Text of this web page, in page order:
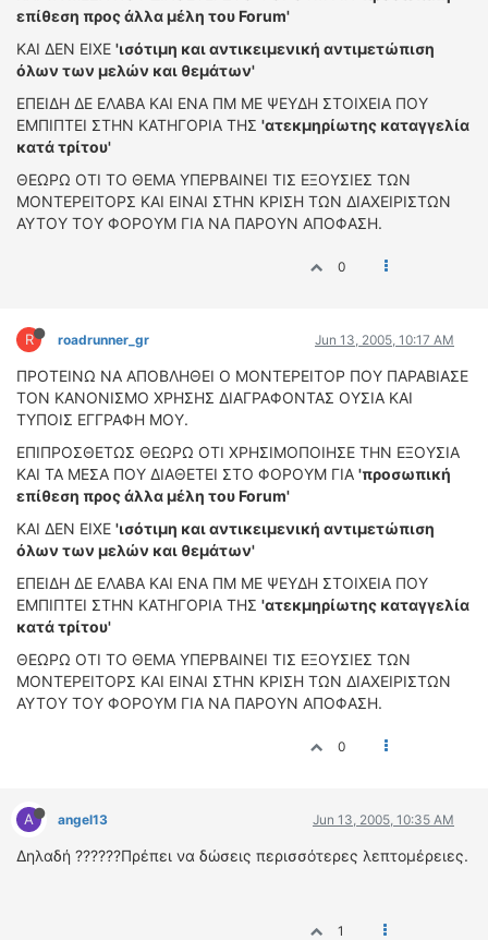
επίθεση προς άλλα μέλη του Forum'
ΚΑΙ ΔΕΝ ΕΙΧΕ 'ισότιμη και αντικειμενική αντιμετώπιση
όλων των μελών και θεμάτων'
ΕΠΕΙΔΗ ΔΕ ΕΛΑΒΑ ΚΑΙ ΕΝΑ ΠΜ ΜΕ ΨΕΥΔΗ ΣΤΟΙΧΕΙΑ ΠΟΥ
ΕΜΠΙΠΤΕΙ ΣΤΗΝ ΚΑΤΗΓΟΡΙΑ ΤΗΣ 'ατεκμηρίωτης καταγγελία
κατά τρίτου'
ΘΕΩΡΩ ΟΤΙ ΤΟ ΘΕΜΑ ΥΠΕΡΒΑΙΝΕΙ ΤΙΣ ΕΞΟΥΣΙΕΣ ΤΩΝ
ΜΟΝΤΕΡΕΙΤΟΡΣ ΚΑΙ ΕΙΝΑΙ ΣΤΗΝ ΚΡΙΣΗ ΤΩΝ ΔΙΑΧΕΙΡΙΣΤΩΝ
ΑΥΤΟΥ ΤΟΥ ΦΟΡΟΥΜ ΓΙΑ ΝΑ ΠΑΡΟΥΝ ΑΠΟΦΑΣΗ.
0
R roadrunner_gr Jun 13, 2005, 10:17 AM
ΠΡΟΤΕΙΝΩ ΝΑ ΑΠΟΒΛΗΘΕΙ Ο ΜΟΝΤΕΡΕΙΤΟΡ ΠΟΥ ΠΑΡΑΒΙΑΣΕ
ΤΟΝ ΚΑΝΟΝΙΣΜΟ ΧΡΗΣΗΣ ΔΙΑΓΡΑΦΟΝΤΑΣ ΟΥΣΙΑ ΚΑΙ
ΤΥΠΟΙΣ ΕΓΓΡΑΦΗ ΜΟΥ.
ΕΠΙΠΡΟΣΘΕΤΩΣ ΘΕΩΡΩ ΟΤΙ ΧΡΗΣΙΜΟΠΟΙΗΣΕ ΤΗΝ ΕΞΟΥΣΙΑ
ΚΑΙ ΤΑ ΜΕΣΑ ΠΟΥ ΔΙΑΘΕΤΕΙ ΣΤΟ ΦΟΡΟΥΜ ΓΙΑ 'προσωπική
επίθεση προς άλλα μέλη του Forum'
ΚΑΙ ΔΕΝ ΕΙΧΕ 'ισότιμη και αντικειμενική αντιμετώπιση
όλων των μελών και θεμάτων'
ΕΠΕΙΔΗ ΔΕ ΕΛΑΒΑ ΚΑΙ ΕΝΑ ΠΜ ΜΕ ΨΕΥΔΗ ΣΤΟΙΧΕΙΑ ΠΟΥ
ΕΜΠΙΠΤΕΙ ΣΤΗΝ ΚΑΤΗΓΟΡΙΑ ΤΗΣ 'ατεκμηρίωτης καταγγελία
κατά τρίτου'
ΘΕΩΡΩ ΟΤΙ ΤΟ ΘΕΜΑ ΥΠΕΡΒΑΙΝΕΙ ΤΙΣ ΕΞΟΥΣΙΕΣ ΤΩΝ
ΜΟΝΤΕΡΕΙΤΟΡΣ ΚΑΙ ΕΙΝΑΙ ΣΤΗΝ ΚΡΙΣΗ ΤΩΝ ΔΙΑΧΕΙΡΙΣΤΩΝ
ΑΥΤΟΥ ΤΟΥ ΦΟΡΟΥΜ ΓΙΑ ΝΑ ΠΑΡΟΥΝ ΑΠΟΦΑΣΗ.
0
A angel13 Jun 13, 2005, 10:35 AM
Δηλαδή ??????Πρέπει να δώσεις περισσότερες λεπτομέρειες.
1
ΚΑΤΑΣΚΕΥΑΣΤΕΣ
ΠΡΟΣΩΠΙΚΟΤΗΤΕΣ
ΑΓΩΝΙΣΤΙΚΑ ΑΥΤΟΚΙΝΗΤΑ
ΑΓΩΝΕΣ/ΔΙΟΡΓΑΝΩΣΕΙΣ
ΑΓΟΡΑ
ΠΩΛΗΣΕΙΣ
ΠΡΟΣΦΟΡΕΣ
ΕΠΙΚΑΙΡΟΤΗΤΑ
ΑΓΩΝΕΣ
CLASSIC
ΑΡΧΕΙΟ ΤΕΥΧΩΝ